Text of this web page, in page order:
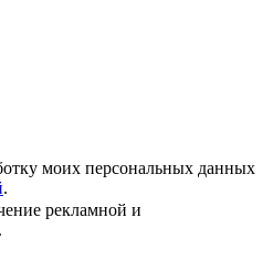
моих персональных данных
.
рекламной и